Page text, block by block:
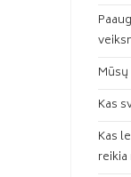
Kas
Kas